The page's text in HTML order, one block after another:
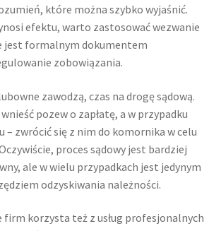
które można szybko wyjaśnić.
efektu, warto zastosować wezwanie
jest formalnym dokumentem
zobowiązania.
zawodzą, czas na drogę sądową.
pozew o zapłatę, a w przypadku
– zwrócić się z nim do komornika w celu
proces sądowy jest bardziej
ale w wielu przypadkach jest jedynym
odzyskiwania należności.
firm korzysta też z usług profesjonalnych